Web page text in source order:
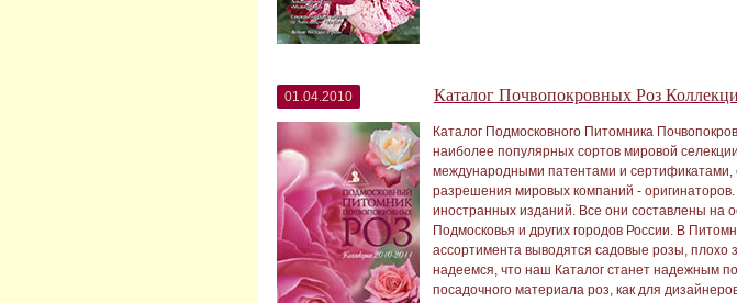
01.04.2010 Каталог Почвопокровных Роз
Каталог Подмосковного Питомника
наиболее популярных сортов мировой
международными патентами и
разрешения мировых компаний -
иностранных изданий. Все они составлены
Подмосковья и других городов России. В
ассортимента выводятся садовые розы,
надеемся, что наш Каталог станет надежным
посадочного материала роз, как для